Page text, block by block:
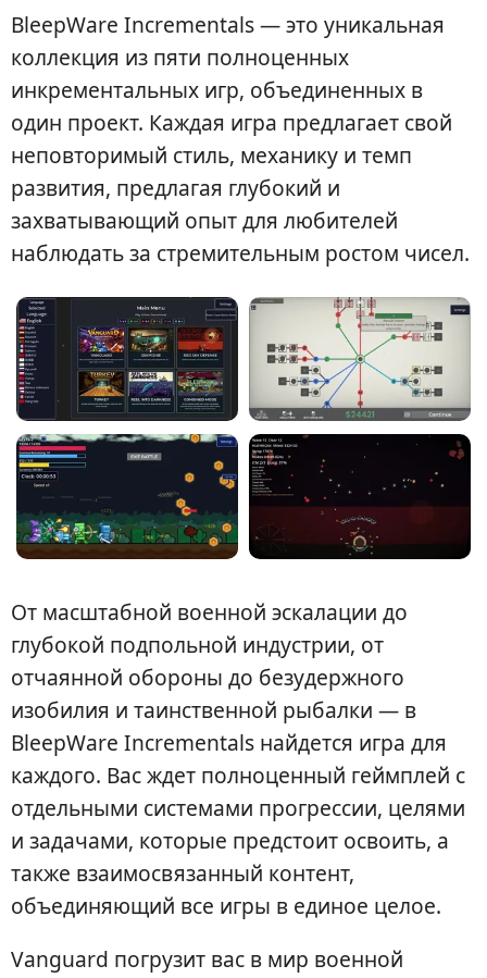
BleepWare Incrementals — это уникальная
коллекция из пяти полноценных
инкрементальных игр, объединенных в
один проект. Каждая игра предлагает свой
неповторимый стиль, механику и темп
развития, предлагая глубокий и
захватывающий опыт для любителей
наблюдать за стремительным ростом чисел.
От масштабной военной эскалации до
глубокой подпольной индустрии, от
отчаянной обороны до безудержного
изобилия и таинственной рыбалки — в
BleepWare Incrementals найдется игра для
каждого. Вас ждет полноценный геймплей с
отдельными системами прогрессии, целями
и задачами, которые предстоит освоить, а
также взаимосвязанный контент,
объединяющий все игры в единое целое.
Vanguard погрузит вас в мир военной